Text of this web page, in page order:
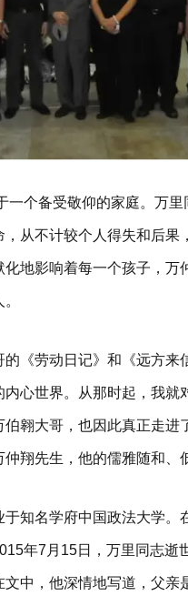
个备受敬仰的家庭。万里
从不计较个人得失和后果
地影响着每一个孩子，万
《劳动日记》和《远方来
心世界。从那时起，我就
翱大哥，也因此真正走进
翔先生，他的儒雅随和、
知名学府中国政法大学。
年7月15日，万里同志逝
中，他深情地写道，父亲